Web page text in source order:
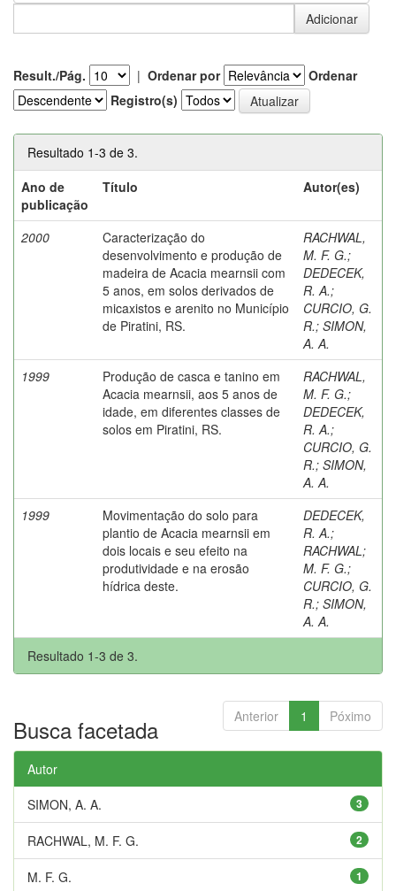
Result./Pág. | Ordenar por
Ordenar
Registro(s)
Resultado 1-3 de 3.
Ano de
publicação
Título Autor(es)
2000
Caracterização do
desenvolvimento e produção de
madeira de Acacia mearnsii com
5 anos, em solos derivados de
micaxistos e arenito no Município
de Piratini, RS.
RACHWAL,
M. F. G.;
DEDECEK,
R. A.;
CURCIO, G.
R.; SIMON,
A. A.
1999
Produção de casca e tanino em
Acacia mearnsii, aos 5 anos de
idade, em diferentes classes de
solos em Piratini, RS.
RACHWAL,
M. F. G.;
DEDECEK,
R. A.;
CURCIO, G.
R.; SIMON,
A. A.
1999
Movimentação do solo para
plantio de Acacia mearnsii em
dois locais e seu efeito na
produtividade e na erosão
hídrica deste.
DEDECEK,
R. A.;
RACHWAL;
M. F. G.;
CURCIO, G.
R.; SIMON,
A. A.
Resultado 1-3 de 3.
Anterior 1 Póximo
Busca facetada
Autor
3
SIMON, A. A.
2
RACHWAL, M. F. G.
1
M. F. G.